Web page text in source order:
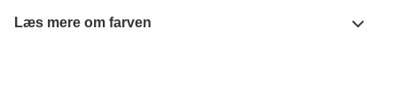
Læs mere om farven